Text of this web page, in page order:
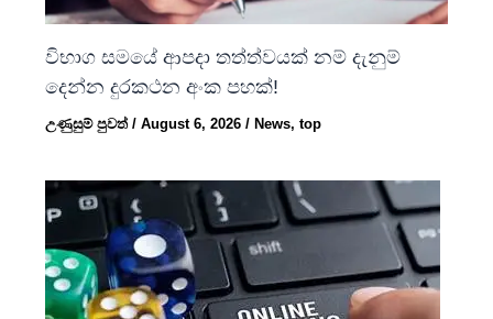
විභාග සමයේ ආපදා තත්ත්වයක් නම් දැනුම්
දෙන්න දුරකථන අංක පහක්!
උණුසුම් පුවත්/August 6, 2026/ News,top